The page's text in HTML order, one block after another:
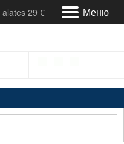
29 € Меню